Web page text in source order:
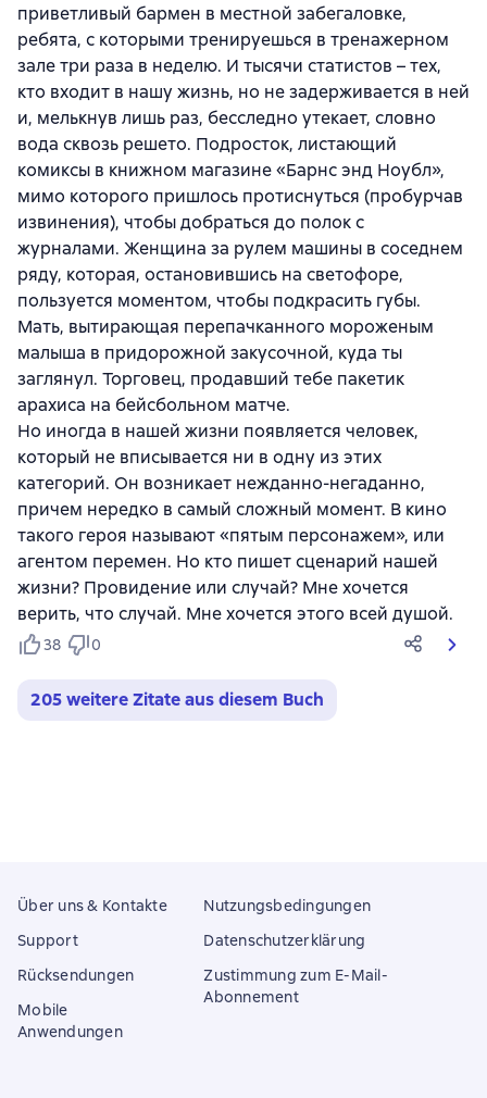
приветливый бармен в местной забегаловке,
ребята, с которыми тренируешься в тренажерном
зале три раза в неделю. И тысячи статистов – тех,
кто входит в нашу жизнь, но не задерживается в ней
и, мелькнув лишь раз, бесследно утекает, словно
вода сквозь решето. Подросток, листающий
комиксы в книжном магазине «Барнс энд Ноубл»,
мимо которого пришлось протиснуться (пробурчав
извинения), чтобы добраться до полок с
журналами. Женщина за рулем машины в соседнем
ряду, которая, остановившись на светофоре,
пользуется моментом, чтобы подкрасить губы.
Мать, вытирающая перепачканного мороженым
малыша в придорожной закусочной, куда ты
заглянул. Торговец, продавший тебе пакетик
арахиса на бейсбольном матче.
Но иногда в нашей жизни появляется человек,
который не вписывается ни в одну из этих
категорий. Он возникает нежданно-негаданно,
причем нередко в самый сложный момент. В кино
такого героя называют «пятым персонажем», или
агентом перемен. Но кто пишет сценарий нашей
жизни? Провидение или случай? Мне хочется
верить, что случай. Мне хочется этого всей душой.
38 0
205 weitere Zitate aus diesem Buch
Über uns & Kontakte
Support
Rücksendungen
Mobile
Anwendungen
Nutzungsbedingungen
Datenschutzerklärung
Zustimmung zum E-Mail-
Abonnement